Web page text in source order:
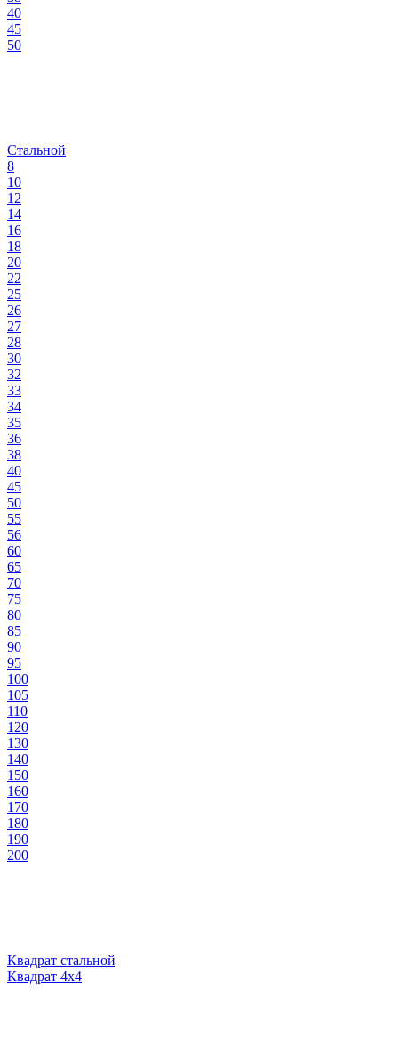
40
45
50
Стальной
8
10
12
14
16
18
20
22
25
26
27
28
30
32
33
34
35
36
38
40
45
50
55
56
60
65
70
75
80
85
90
95
100
105
110
120
130
140
150
160
170
180
190
200
Квадрат стальной
Квадрат 4х4